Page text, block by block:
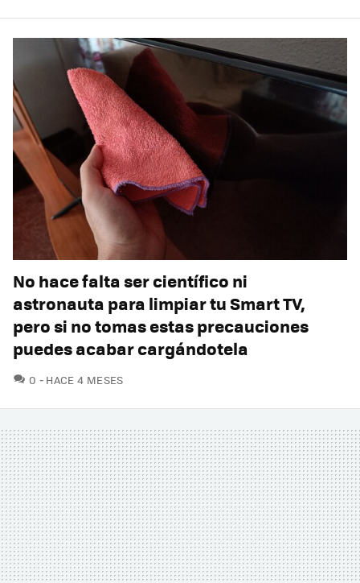
No hace falta ser científico ni
astronauta para limpiar tu Smart TV,
pero si no tomas estas precauciones
puedes acabar cargándotela
0 COMENTARIOS
HACE 4 MESES